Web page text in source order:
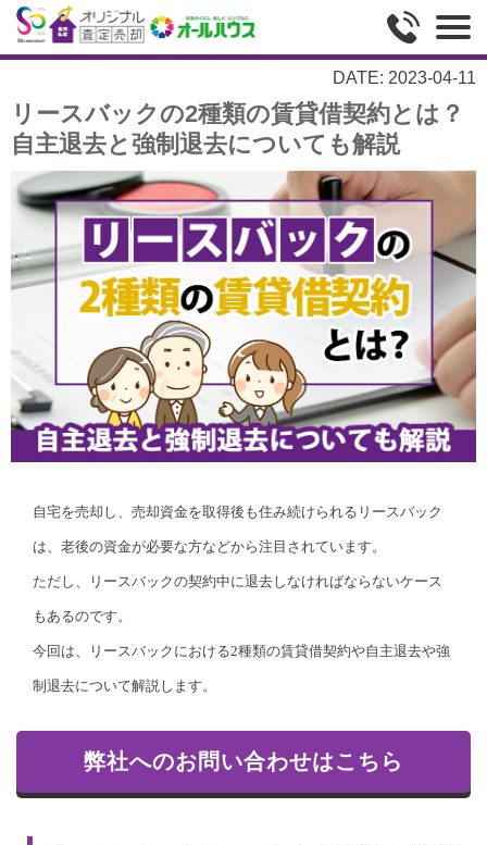
DATE: 2023-04-11
リースバックの2種類の賃貸借契約とは？
自主退去と強制退去についても解説
自宅を売却し、売却資金を取得後も住み続けられるリースバック
は、老後の資金が必要な方などから注目されています。
ただし、リースバックの契約中に退去しなければならないケース
もあるのです。
今回は、リースバックにおける2種類の賃貸借契約や自主退去や強
制退去について解説します。
弊社へのお問い合わせはこちら